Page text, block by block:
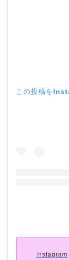
この投稿を
Instagram